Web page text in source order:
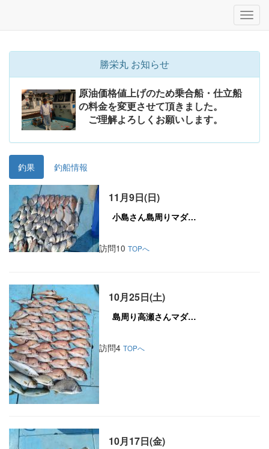
勝栄丸 お知らせ
原油価格値上げのため乗合船・仕立船
の料金を変更させて頂きました。
ご理解よろしくお願いします。
釣果 釣船情報
11月9日(日)
訪問10 TOPへ
10月25日(土)
訪問4 TOPへ
10月17日(金)